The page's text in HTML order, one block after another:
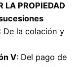
LA PROPIEDAD
: De la colación y
V: Del pago de